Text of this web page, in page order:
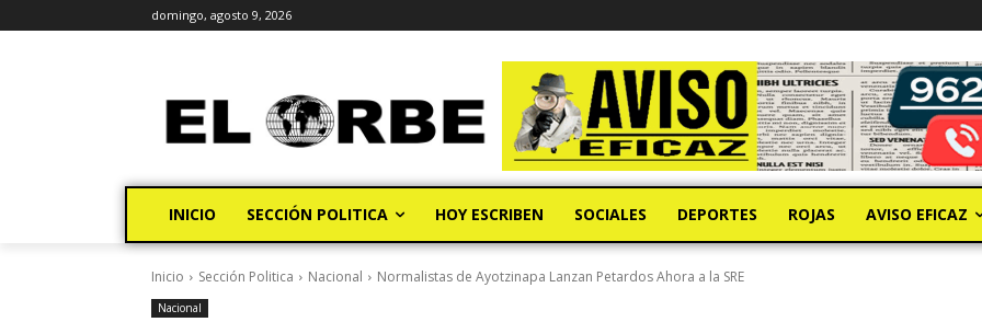
domingo, agosto 9, 2026
INICIO SECCIÓN POLITICA HOY ESCRIBEN SOCIALES DEPORTES ROJAS AVISO EFICAZ
Inicio Sección Politica Nacional Normalistas de Ayotzinapa Lanzan Petardos Ahora a la SRE
Nacional